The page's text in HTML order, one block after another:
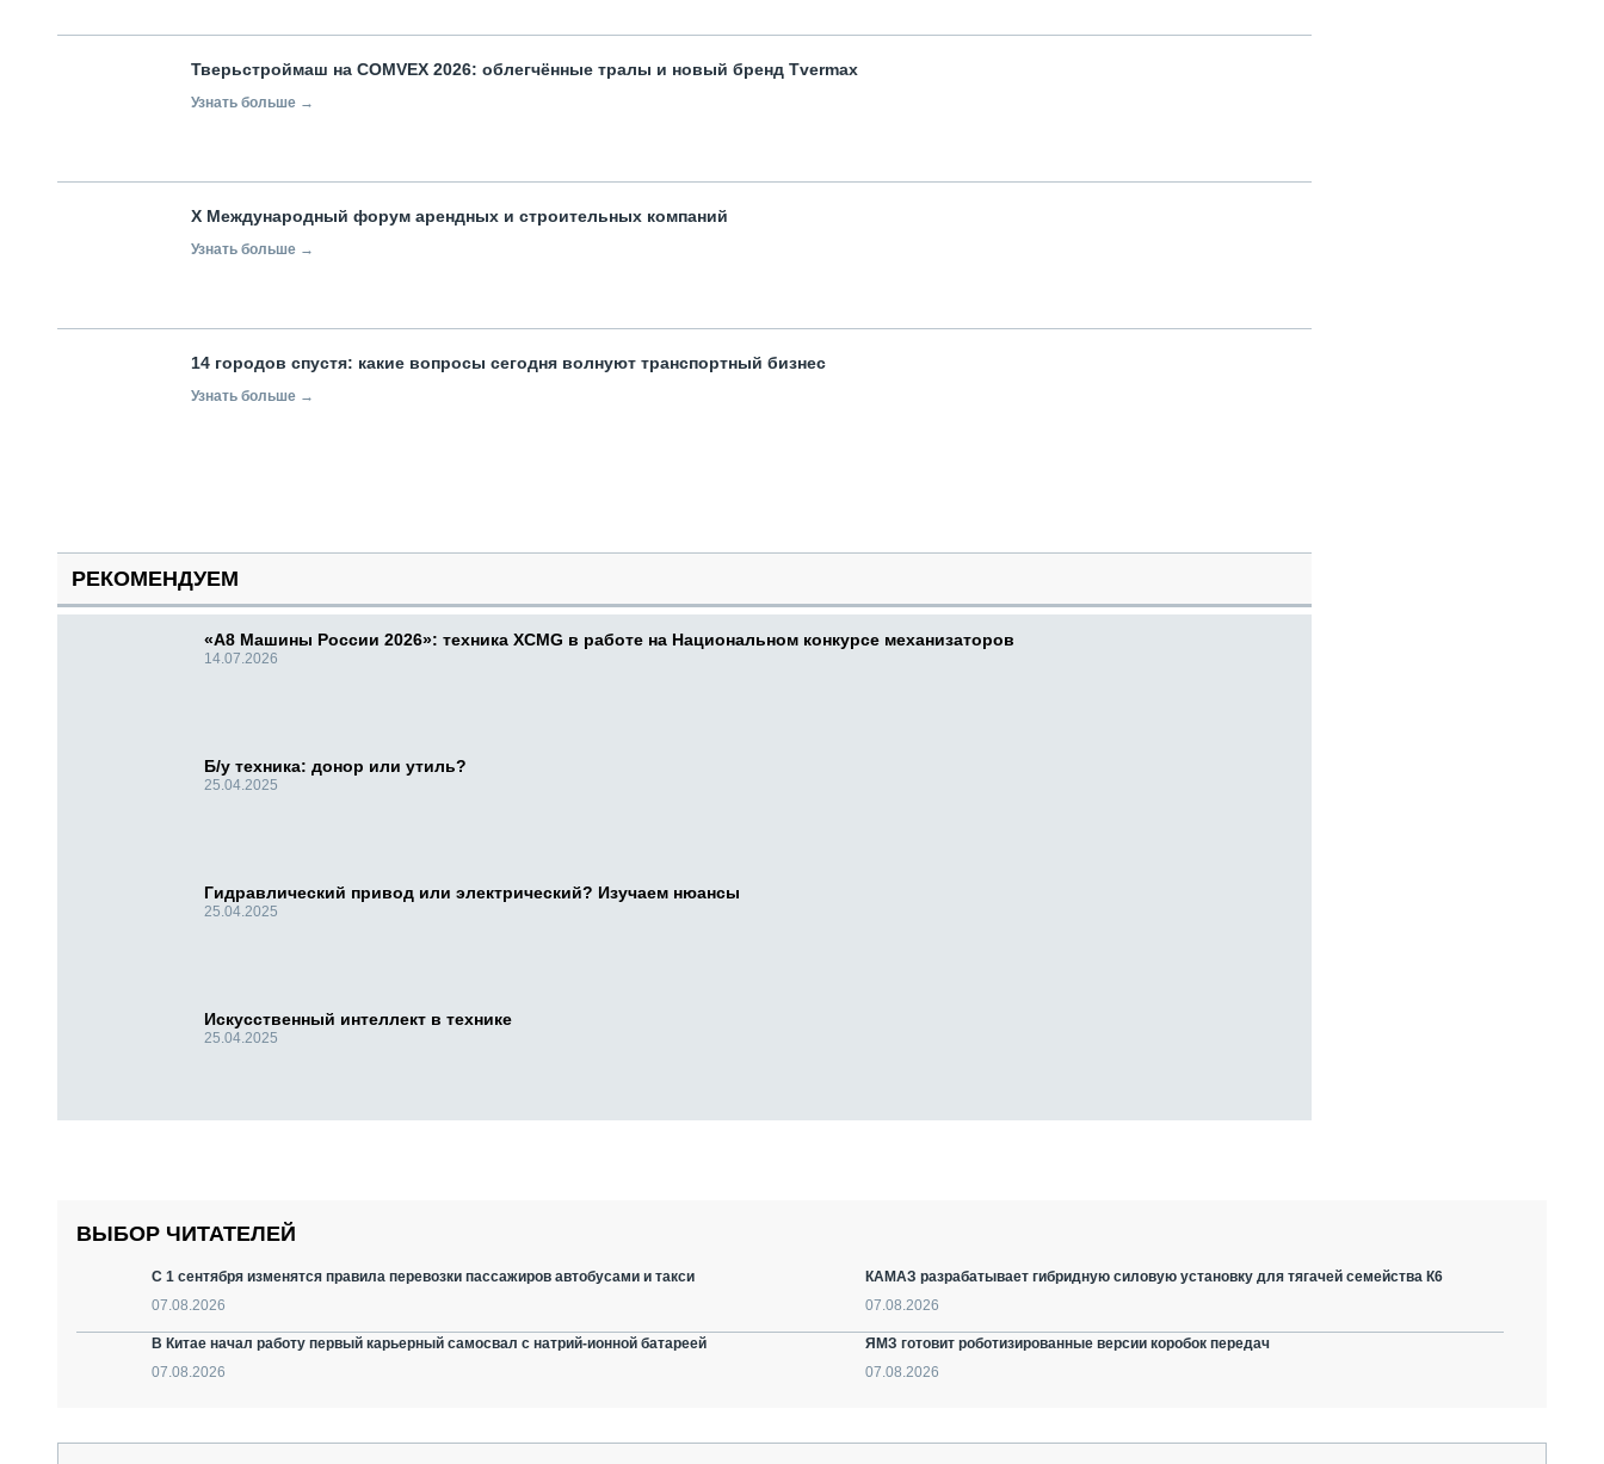
Тверьстроймаш на COMVEX 2026: облегчённые тралы и новый бренд Tvermax
Узнать больше →
X Международный форум арендных и строительных компаний
Узнать больше →
14 городов спустя: какие вопросы сегодня волнуют транспортный бизнес
Узнать больше →
РЕКОМЕНДУЕМ
«А8 Машины России 2026»: техника XCMG в работе на Национальном конкурсе механизаторов
14.07.2026
Б/у техника: донор или утиль?
25.04.2025
Гидравлический привод или электрический? Изучаем нюансы
25.04.2025
Искусственный интеллект в технике
25.04.2025
ВЫБОР ЧИТАТЕЛЕЙ
С 1 сентября изменятся правила перевозки пассажиров автобусами и такси
07.08.2026
КАМАЗ разрабатывает гибридную силовую установку для тягачей семейства К6
07.08.2026
В Китае начал работу первый карьерный самосвал с натрий-ионной батареей
07.08.2026
ЯМЗ готовит роботизированные версии коробок передач
07.08.2026